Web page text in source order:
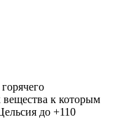
к которым
до +110